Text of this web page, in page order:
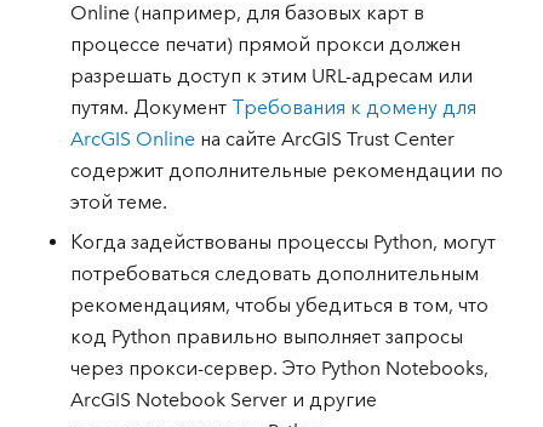
Online (например, для базовых карт в
процессе печати) прямой прокси должен
разрешать доступ к этим URL-адресам или
путям. Документ Требования к домену для
ArcGIS Online на сайте ArcGIS Trust Center
содержит дополнительные рекомендации по
этой теме.
Когда задействованы процессы Python, могут
потребоваться следовать дополнительным
рекомендациям, чтобы убедиться в том, что
код Python правильно выполняет запросы
через прокси-сервер. Это Python Notebooks,
ArcGIS Notebook Server и другие